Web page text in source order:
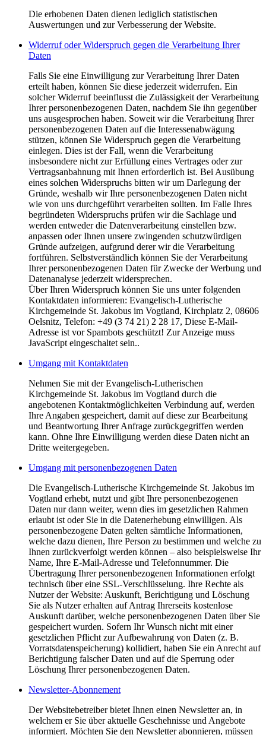
Die erhobenen Daten dienen lediglich statistischen
Auswertungen und zur Verbesserung der Website.
Widerruf oder Widerspruch gegen die Verarbeitung Ihrer
Daten
Falls Sie eine Einwilligung zur Verarbeitung Ihrer Daten
erteilt haben, können Sie diese jederzeit widerrufen. Ein
solcher Widerruf beeinflusst die Zulässigkeit der Verarbeitung
Ihrer personenbezogenen Daten, nachdem Sie ihn gegenüber
uns ausgesprochen haben. Soweit wir die Verarbeitung Ihrer
personenbezogenen Daten auf die Interessenabwägung
stützen, können Sie Widerspruch gegen die Verarbeitung
einlegen. Dies ist der Fall, wenn die Verarbeitung
insbesondere nicht zur Erfüllung eines Vertrages oder zur
Vertragsanbahnung mit Ihnen erforderlich ist. Bei Ausübung
eines solchen Widerspruchs bitten wir um Darlegung der
Gründe, weshalb wir Ihre personenbezogenen Daten nicht
wie von uns durchgeführt verarbeiten sollten. Im Falle Ihres
begründeten Widerspruchs prüfen wir die Sachlage und
werden entweder die Datenverarbeitung einstellen bzw.
anpassen oder Ihnen unsere zwingenden schutzwürdigen
Gründe aufzeigen, aufgrund derer wir die Verarbeitung
fortführen. Selbstverständlich können Sie der Verarbeitung
Ihrer personenbezogenen Daten für Zwecke der Werbung und
Datenanalyse jederzeit widersprechen.
Über Ihren Widerspruch können Sie uns unter folgenden
Kontaktdaten informieren: Evangelisch-Lutherische
Kirchgemeinde St. Jakobus im Vogtland, Kirchplatz 2, 08606
Oelsnitz, Telefon: +49 (3 74 21) 2 28 17, Diese E-Mail-
Adresse ist vor Spambots geschützt! Zur Anzeige muss
JavaScript eingeschaltet sein..
Umgang mit Kontaktdaten
Nehmen Sie mit der Evangelisch-Lutherischen
Kirchgemeinde St. Jakobus im Vogtland durch die
angebotenen Kontaktmöglichkeiten Verbindung auf, werden
Ihre Angaben gespeichert, damit auf diese zur Bearbeitung
und Beantwortung Ihrer Anfrage zurückgegriffen werden
kann. Ohne Ihre Einwilligung werden diese Daten nicht an
Dritte weitergegeben.
Umgang mit personenbezogenen Daten
Die Evangelisch-Lutherische Kirchgemeinde St. Jakobus im
Vogtland erhebt, nutzt und gibt Ihre personenbezogenen
Daten nur dann weiter, wenn dies im gesetzlichen Rahmen
erlaubt ist oder Sie in die Datenerhebung einwilligen. Als
personenbezogene Daten gelten sämtliche Informationen,
welche dazu dienen, Ihre Person zu bestimmen und welche zu
Ihnen zurückverfolgt werden können – also beispielsweise Ihr
Name, Ihre E-Mail-Adresse und Telefonnummer. Die
Übertragung Ihrer personenbezogenen Informationen erfolgt
technisch über eine SSL-Verschlüsselung. Ihre Rechte als
Nutzer der Website: Auskunft, Berichtigung und Löschung
Sie als Nutzer erhalten auf Antrag Ihrerseits kostenlose
Auskunft darüber, welche personenbezogenen Daten über Sie
gespeichert wurden. Sofern Ihr Wunsch nicht mit einer
gesetzlichen Pflicht zur Aufbewahrung von Daten (z. B.
Vorratsdatenspeicherung) kollidiert, haben Sie ein Anrecht auf
Berichtigung falscher Daten und auf die Sperrung oder
Löschung Ihrer personenbezogenen Daten.
Newsletter-Abonnement
Der Websitebetreiber bietet Ihnen einen Newsletter an, in
welchem er Sie über aktuelle Geschehnisse und Angebote
informiert. Möchten Sie den Newsletter abonnieren, müssen